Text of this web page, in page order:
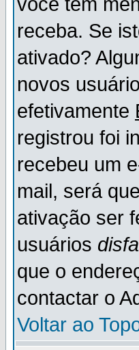
receba. Se
ativado?
novos
efetivamente
registrou foi
recebeu um
mail, será
ativação ser
usuários
que o
contactar o
Voltar ao